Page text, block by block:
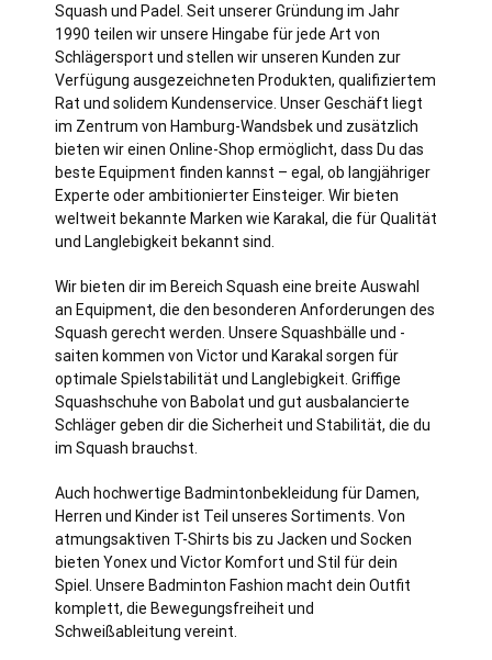
Squash und Padel. Seit unserer Gründung im Jahr
1990 teilen wir unsere Hingabe für jede Art von
Schlägersport und stellen wir unseren Kunden zur
Verfügung ausgezeichneten Produkten, qualifiziertem
Rat und solidem Kundenservice. Unser Geschäft liegt
im Zentrum von Hamburg-Wandsbek und zusätzlich
bieten wir einen Online-Shop ermöglicht, dass Du das
beste Equipment finden kannst – egal, ob langjähriger
Experte oder ambitionierter Einsteiger. Wir bieten
weltweit bekannte Marken wie Karakal, die für Qualität
und Langlebigkeit bekannt sind.
Wir bieten dir im Bereich Squash eine breite Auswahl
an Equipment, die den besonderen Anforderungen des
Squash gerecht werden. Unsere Squashbälle und -
saiten kommen von Victor und Karakal sorgen für
optimale Spielstabilität und Langlebigkeit. Griffige
Squashschuhe von Babolat und gut ausbalancierte
Schläger geben dir die Sicherheit und Stabilität, die du
im Squash brauchst.
Auch hochwertige Badmintonbekleidung für Damen,
Herren und Kinder ist Teil unseres Sortiments. Von
atmungsaktiven T-Shirts bis zu Jacken und Socken
bieten Yonex und Victor Komfort und Stil für dein
Spiel. Unsere Badminton Fashion macht dein Outfit
komplett, die Bewegungsfreiheit und
Schweißableitung vereint.